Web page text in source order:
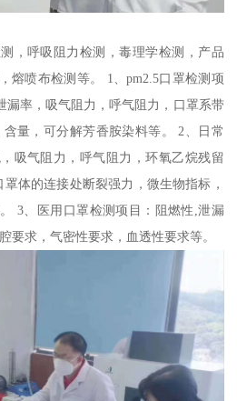
，呼吸阻力检测，毒理学检测，产品
熔喷布检测等。 1、pm2.5口罩检测项
漏率，吸气阻力，呼气阻力，口罩系带
量，可分解芳香胺染料等。 2、日常
吸气阻力，呼气阻力，环氧乙烷残留
体的连接处断裂强力，微生物指标，
3、医用口罩检测项目：阻燃性,泄漏
要求，气密性要求，血透性要求等。